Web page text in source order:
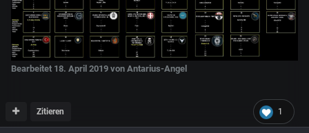
Bearbeitet 18. April 2019 von Antarius-Angel
1
Zitieren